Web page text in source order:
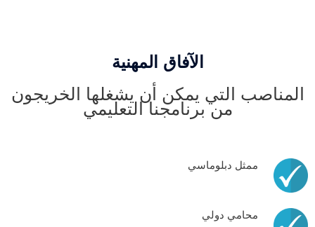
الآفاق المهنية
المناصب التي يمكن أن يشغلها الخريجون
من برنامجنا التعليمي
ممثل دبلوماسي
محامي دولي